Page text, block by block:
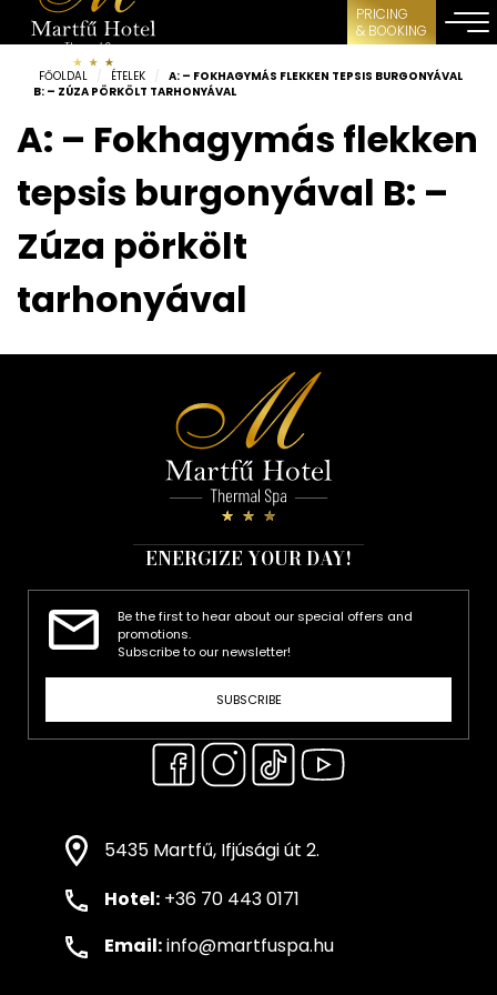
PRICING
& BOOKING
FŐOLDAL / ÉTELEK /
A: – FOKHAGYMÁS FLEKKEN TEPSIS BURGONYÁVAL
B: – ZÚZA PÖRKÖLT TARHONYÁVAL
A: – Fokhagymás flekken
tepsis burgonyával B: –
Zúza pörkölt
tarhonyával
ENERGIZE YOUR DAY!
Be the first to hear about our special offers and
promotions.
Subscribe to our newsletter!
SUBSCRIBE
5435 Martfű, Ifjúsági út 2.
Hotel: +36 70 443 0171
Email:info@martfuspa.hu